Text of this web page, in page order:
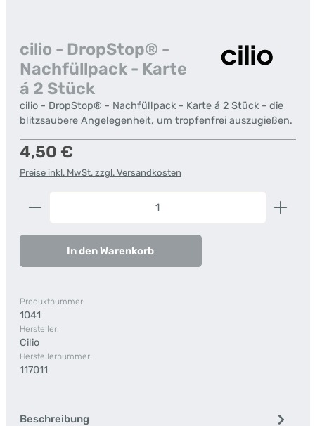
cilio - DropStop® -
Nachfüllpack - Karte
á 2 Stück
cilio - DropStop® - Nachfüllpack - Karte á 2 Stück - die
blitzsaubere Angelegenheit, um tropfenfrei auszugießen.
Regulärer Preis:
4,50 €
Preise inkl. MwSt. zzgl. Versandkosten
Produkt Anzahl: Gib den gewünschten Wert ein
In den Warenkorb
Produktnummer:
1041
Hersteller:
Cilio
Herstellernummer:
117011
Beschreibung